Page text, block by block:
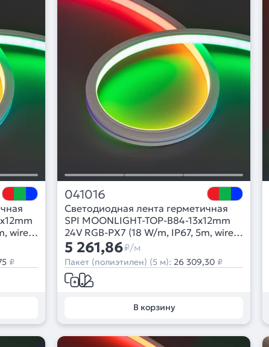
wire
₽
041016
Светодиодная лента герметичная
SPI MOONLIGHT-TOP-B84-13x12mm
24V RGB-PX7 (18 W/m, IP67, 5m, wire
x2) (Arlight, Силикон)
5 261,86₽/м
Пакет (полиэтилен) (5 м): 26 309,30 ₽
В корзину